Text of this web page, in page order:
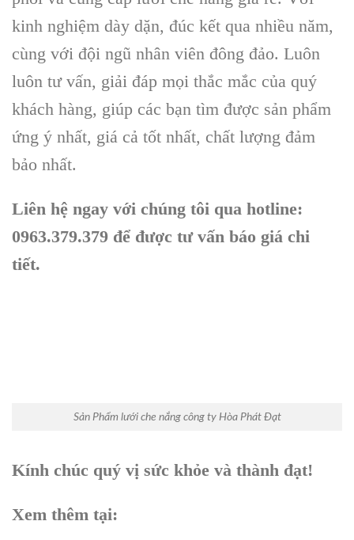
kinh nghiệm dày dặn, đúc kết qua nhiều năm,
cùng với đội ngũ nhân viên đông đảo. Luôn
luôn tư vấn, giải đáp mọi thắc mắc của quý
khách hàng, giúp các bạn tìm được sản phẩm
ứng ý nhất, giá cả tốt nhất, chất lượng đảm
bảo nhất.
Liên hệ ngay với chúng tôi qua hotline:
0963.379.379 để được tư vấn báo giá chi
tiết.
Sản Phẩm lưới che nắng công ty Hòa Phát Đạt
Kính chúc quý vị sức khỏe và thành đạt!
Xem thêm tại: